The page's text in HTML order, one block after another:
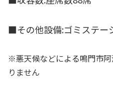
■その他設備:ゴミステー
※悪天候などによる鳴門市
りません